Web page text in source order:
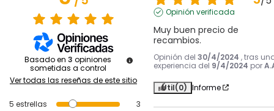
Basado en 3 opiniones
sometidas a control
Ver todas las reseñas de este sitio
5 estrellas
3
Opinión verificada
Muy buen precio de
recambios.
Opinión del 30/4/2024 , tras
experiencia del 9/4/2024 por
Útil(0) Informe